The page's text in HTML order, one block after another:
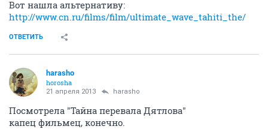
Вот нашла альтернативу:
http://www.cn.ru/films/film/ultimate_wave_tahiti_the/
ОТВЕТИТЬ
harasho
horosha
21 апреля 2013 harasho
Посмотрела "Тайна перевала Дятлова"
капец фильмец, конечно.